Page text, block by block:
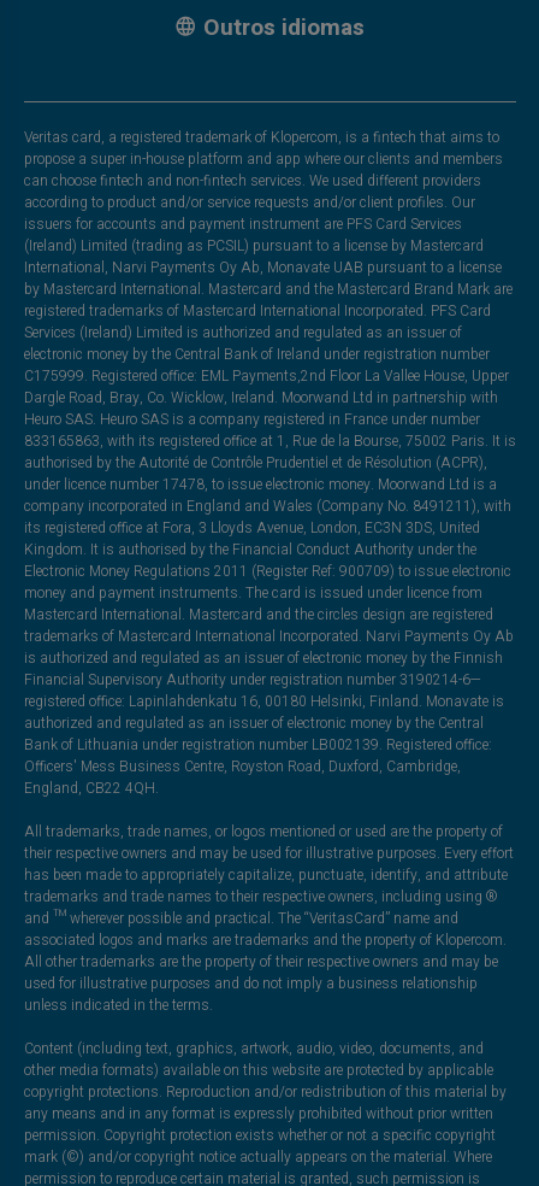
Outros idiomas
Veritas card, a registered trademark of Klopercom, is a fintech that aims to
propose a super in-house platform and app where our clients and members
can choose fintech and non-fintech services. We used different providers
according to product and/or service requests and/or client profiles. Our
issuers for accounts and payment instrument are PFS Card Services
(Ireland) Limited (trading as PCSIL) pursuant to a license by Mastercard
International, Narvi Payments Oy Ab, Monavate UAB pursuant to a license
by Mastercard International. Mastercard and the Mastercard Brand Mark are
registered trademarks of Mastercard International Incorporated. PFS Card
Services (Ireland) Limited is authorized and regulated as an issuer of
electronic money by the Central Bank of Ireland under registration number
C175999. Registered office: EML Payments,2nd Floor La Vallee House, Upper
Dargle Road, Bray, Co. Wicklow, Ireland. Moorwand Ltd in partnership with
Heuro SAS. Heuro SAS is a company registered in France under number
833165863, with its registered office at 1, Rue de la Bourse, 75002 Paris. It is
authorised by the Autorité de Contrôle Prudentiel et de Résolution (ACPR),
under licence number 17478, to issue electronic money. Moorwand Ltd is a
company incorporated in England and Wales (Company No. 8491211), with
its registered office at Fora, 3 Lloyds Avenue, London, EC3N 3DS, United
Kingdom. It is authorised by the Financial Conduct Authority under the
Electronic Money Regulations 2011 (Register Ref: 900709) to issue electronic
money and payment instruments. The card is issued under licence from
Mastercard International. Mastercard and the circles design are registered
trademarks of Mastercard International Incorporated. Narvi Payments Oy Ab
is authorized and regulated as an issuer of electronic money by the Finnish
Financial Supervisory Authority under registration number 3190214-6—
registered office: Lapinlahdenkatu 16, 00180 Helsinki, Finland. Monavate is
authorized and regulated as an issuer of electronic money by the Central
Bank of Lithuania under registration number LB002139. Registered office:
Officers' Mess Business Centre, Royston Road, Duxford, Cambridge,
England, CB22 4QH.
All trademarks, trade names, or logos mentioned or used are the property of
their respective owners and may be used for illustrative purposes. Every effort
has been made to appropriately capitalize, punctuate, identify, and attribute
trademarks and trade names to their respective owners, including using ®
and ™ wherever possible and practical. The “VeritasCard” name and
associated logos and marks are trademarks and the property of Klopercom.
All other trademarks are the property of their respective owners and may be
used for illustrative purposes and do not imply a business relationship
unless indicated in the terms.
Content (including text, graphics, artwork, audio, video, documents, and
other media formats) available on this website are protected by applicable
copyright protections. Reproduction and/or redistribution of this material by
any means and in any format is expressly prohibited without prior written
permission. Copyright protection exists whether or not a specific copyright
mark (©) and/or copyright notice actually appears on the material. Where
permission to reproduce certain material is granted, such permission is